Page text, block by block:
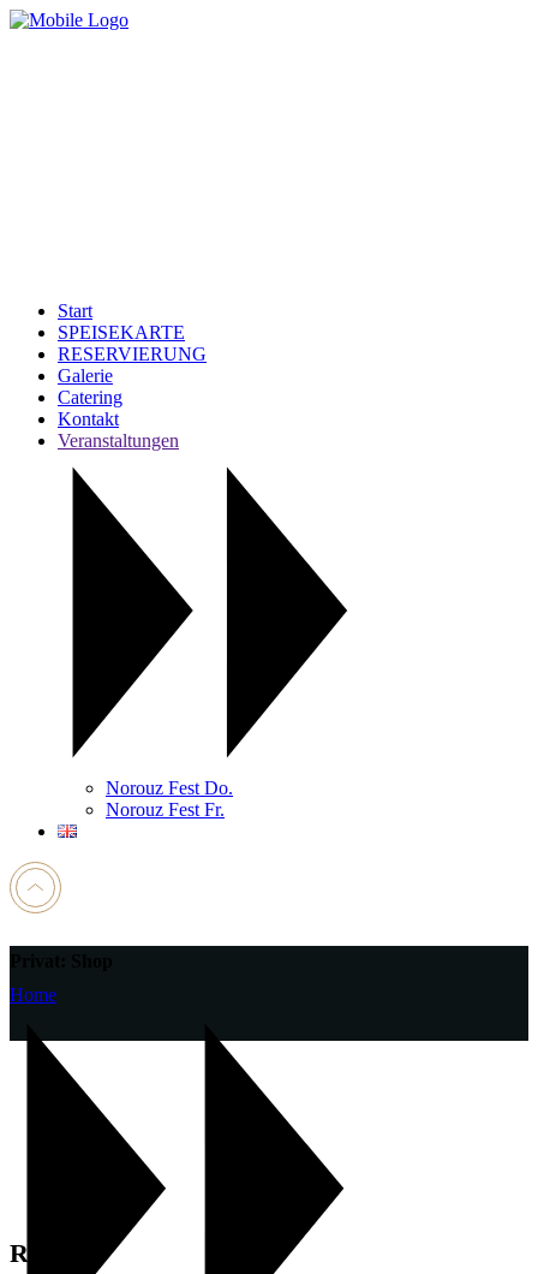
Start
SPEISEKARTE
RESERVIERUNG
Galerie
Catering
Kontakt
Veranstaltungen
Norouz Fest Do.
Norouz Fest Fr.
Home
Rotwein